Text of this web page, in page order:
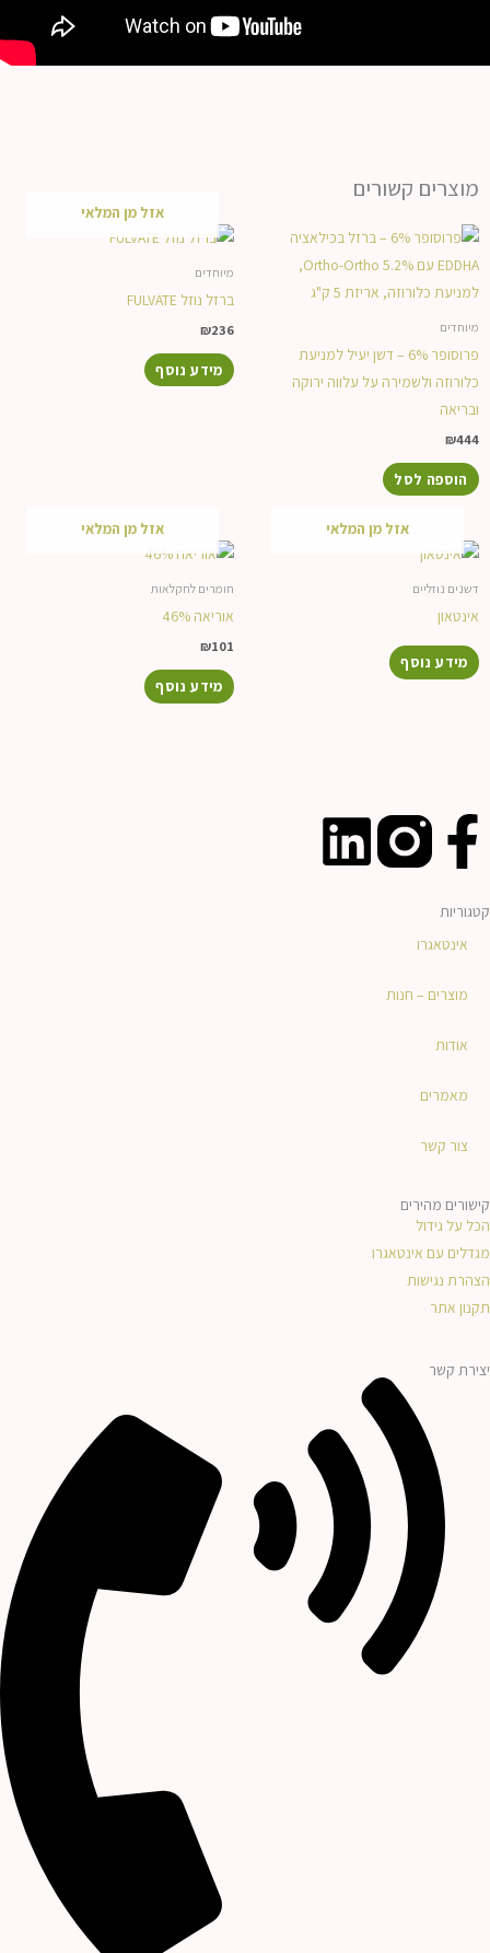
מוצרים קשורים
מיוחדים
פרוסופר 6% – דשן יעיל למניעת
כלורוזה ולשמירה על עלווה ירוקה
ובריאה
₪444
הוספה לסל
אזל מן המלאי
מיוחדים
ברזל נוזל FULVATE
₪236
מידע נוסף
אזל מן המלאי
דשנים נוזליים
אינטאון
מידע נוסף
אזל מן המלאי
חומרים לחקלאות
אוריאה 46%
₪101
מידע נוסף
F
a
c
e
b
o
o
k
-
f
L
קטגוריות
אינטאגרו
מוצרים – חנות
אודות
מאמרים
צור קשר
קישורים מהירים
הכל על גידול
מגדלים עם אינטאגרו
הצהרת נגישות
תקנון אתר
יצירת קשר